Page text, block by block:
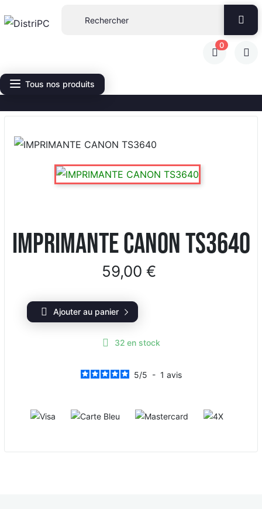
0
Tous nos produits
IMPRIMANTE CANON TS3640
59,00 €
Ajouter au panier
32 en stock
5/5 - 1 avis
Carte Bleue Mastercard4X